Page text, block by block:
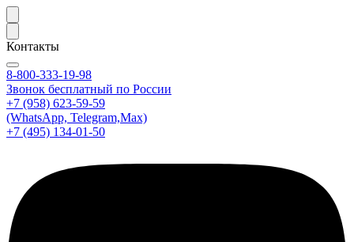
Контакты
8-800-333-19-98
Звонок бесплатный по России
+7 (958) 623-59-59
(WhatsApp, Telegram,Max)
+7 (495) 134-01-50